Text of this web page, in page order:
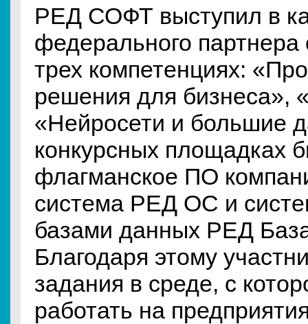
РЕД СОФТ выступил в
федерального партнера
трех компетенциях:
решения для бизнеса»,
«Нейросети и большие
конкурсных площадках
флагманское ПО
система РЕД ОС и
базами данных РЕД
Благодаря этому
задания в среде, с
работать на